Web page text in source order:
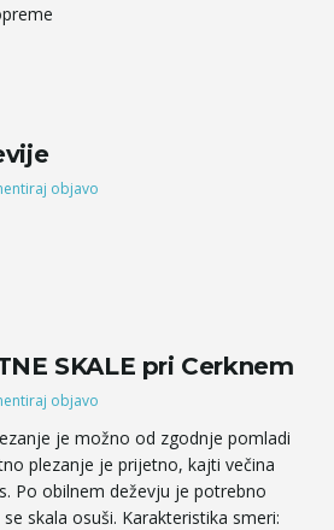
objavo
SKALE pri Cerknem
objavo
je možno od zgodnje pomladi
plezanje je prijetno, kajti večina
Po obilnem deževju je potrebno
skala osuši. Karakteristika smeri: